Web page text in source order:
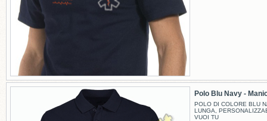
Polo Blu Navy -
POLO DI COLORE BLU
LUNGA,
VUOI TU